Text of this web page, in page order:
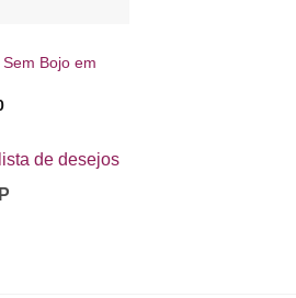
Bojo em
Faixa
R$ 20,00
atravésde desejos